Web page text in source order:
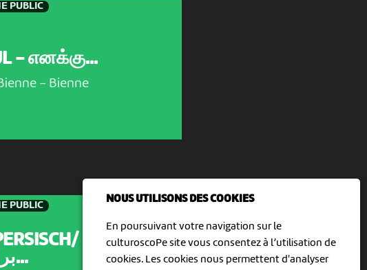
NOUS UTILISONS DES COOKIES
En poursuivant votre navigation sur le
culturoscoPe site vous consentez à l’utilisation de
cookies. Les cookies nous permettent d'analyser
PUBLIC
- எனக்கு...
- Bienne
PUBLIC
PERSAN - برای من یک...